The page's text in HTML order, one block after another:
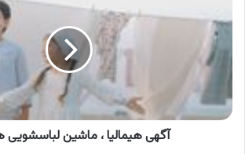
،
ماشین
لباسشویی
هیمالیا
آگهی هیمالیا ، ماشین لباسشویی